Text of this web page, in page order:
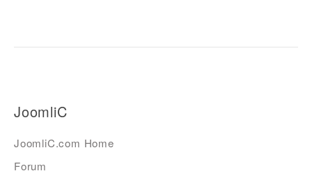
JoomliC
JoomliC.com Home
Forum